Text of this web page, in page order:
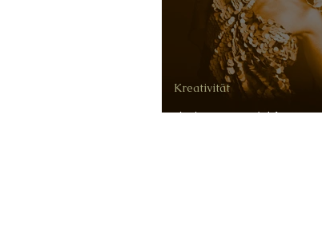
Arbeit und
Kreativität